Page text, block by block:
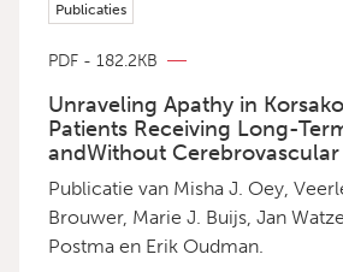
Publicaties
PDF - 182.2KB
Unraveling Apathy in
Patients Receiving Long-
andWithout
Publicatie van Misha J. Oey,
Brouwer, Marie J. Buijs, Jan
Postma en Erik Oudman.